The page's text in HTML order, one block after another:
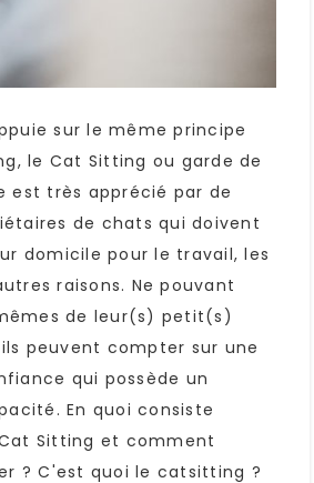
sur le même principe
le Cat Sitting ou garde de
est très apprécié par de
de chats qui doivent
domicile pour le travail, les
raisons. Ne pouvant
de leur(s) petit(s)
peuvent compter sur une
qui possède un
En quoi consiste
Sitting et comment
? C'est quoi le catsitting ?